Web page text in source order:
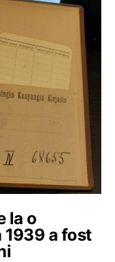
la o
a fost